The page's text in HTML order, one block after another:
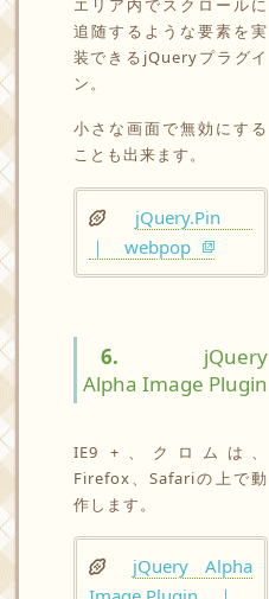
エリア内でスクロールに
追随するような要素を実
装できるjQueryプラグイ
ン。
小さな画面で無効にする
ことも出来ます。
jQuery.Pin
｜ webpop
6.
jQuery
Alpha Image Plugin
IE9 +、クロムは、
Firefox、Safariの上で動
作します。
jQuery Alpha